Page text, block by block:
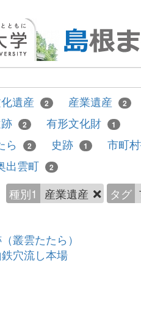
遺産 2 産業遺産 2
2 有形文化財 1
ら 2 史跡 1
市町
出雲町 2
種別1 産業遺産 タグ
叢雲たたら）
穴流し本場